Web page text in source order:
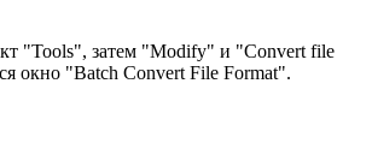
"Tools", затем "Modify" и "Convert file
окно "Batch Convert File Format".